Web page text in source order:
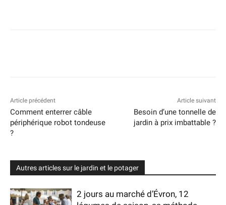
Article précédent
Comment enterrer câble
périphérique robot tondeuse
?
Article suivant
Besoin d’une tonnelle de
jardin à prix imbattable ?
Autres articles sur le jardin et le potager
2 jours au marché d’Évron, 12